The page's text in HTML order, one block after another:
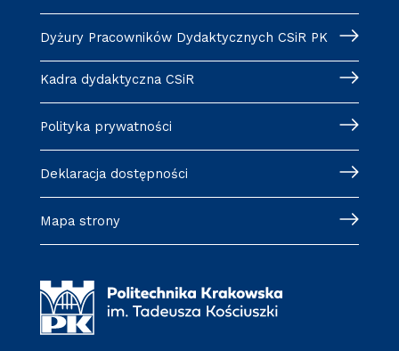
Dyżury Pracowników Dydaktycznych CSiR PK
Kadra dydaktyczna CSiR
Polityka prywatności
Deklaracja dostępności
Mapa strony